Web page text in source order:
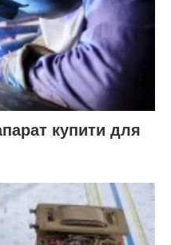
купити для